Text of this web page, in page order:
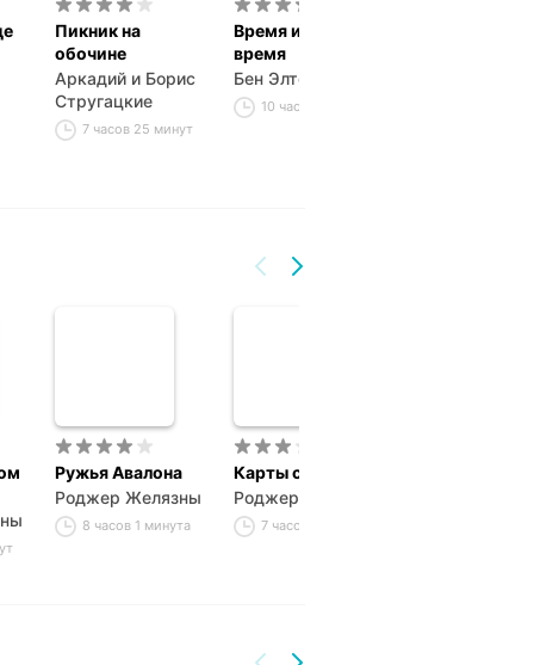
Пикник на
обочине
Аркадий и Борис
Стругацкие
7 часов 25 минут
Время и снова
время
Бен Элтон
10 часов 32 минуты
Ружья Авалона
Роджер Желязны
8 часов 1 минута
Карты судьбы
Роджер Желязны
7 часов 39 минут